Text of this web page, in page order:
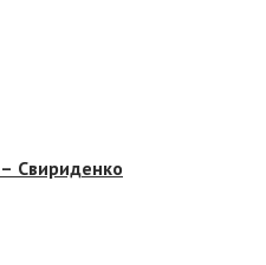
Свириденко